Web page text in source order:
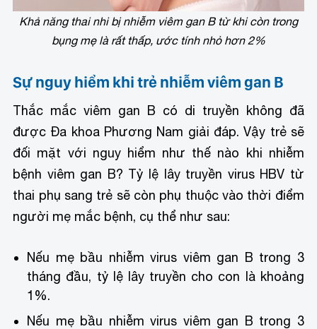
Khả năng thai nhi bị nhiễm viêm gan B từ khi còn trong
bụng mẹ là rất thấp, ước tính nhỏ hơn 2%
Sự nguy hiểm khi trẻ nhiễm viêm gan B
Thắc mắc viêm gan B có di truyền không đã
được Đa khoa Phương Nam giải đáp. Vậy trẻ sẽ
đối mặt với nguy hiểm như thế nào khi nhiễm
bệnh viêm gan B? Tỷ lệ lây truyền virus HBV từ
thai phụ sang trẻ sẽ còn phụ thuộc vào thời điểm
người mẹ mắc bệnh, cụ thể như sau:
Nếu mẹ bầu nhiễm virus viêm gan B trong 3
tháng đầu, tỷ lệ lây truyền cho con là khoảng
1%.
Nếu mẹ bầu nhiễm virus viêm gan B trong 3